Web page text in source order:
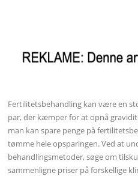
Fertilitetsbehandling kan være en
par, der kæmper for at opnå
man kan spare penge på
tømme hele opsparingen. Ved at
behandlingsmetoder, søge om
sammenligne priser på forskellige